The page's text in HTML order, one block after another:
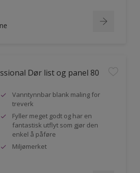
Dør list og panel 80
Vanntynnbar blank maling for
treverk
Fyller meget godt og har en
fantastisk utflyt som gjør den
enkel å påføre
Miljømerket